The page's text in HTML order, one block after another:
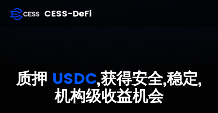
CESS-DeFi
质押 USDC,获得安全,稳定,
机构级收益机会